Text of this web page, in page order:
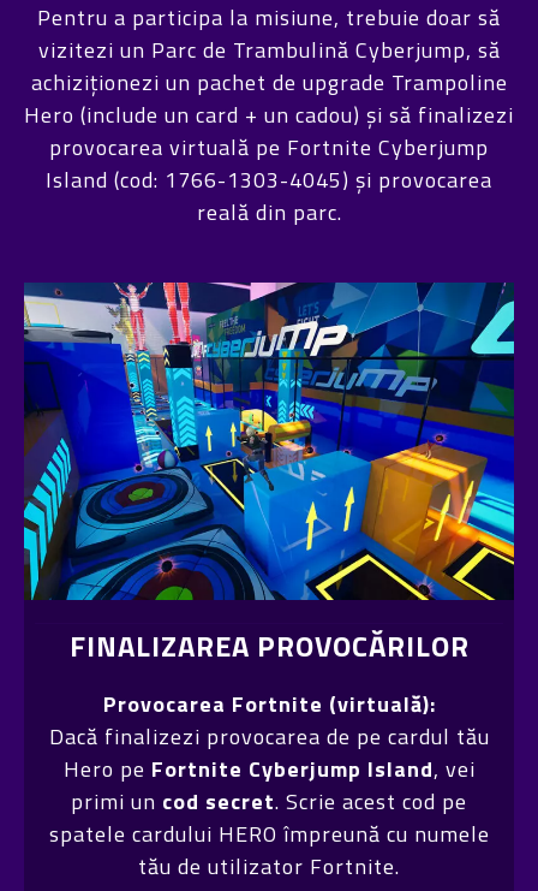
Pentru a participa la misiune, trebuie doar să
vizitezi un Parc de Trambulină Cyberjump, să
achiziționezi un pachet de upgrade Trampoline
Hero (include un card + un cadou) și să finalizezi
provocarea virtuală pe Fortnite Cyberjump
Island (cod: 1766-1303-4045) și provocarea
reală din parc.
FINALIZAREA PROVOCĂRILOR
Provocarea Fortnite (virtuală):
Dacă finalizezi provocarea de pe cardul tău
Hero pe Fortnite Cyberjump Island, vei
primi un cod secret. Scrie acest cod pe
spatele cardului HERO împreună cu numele
tău de utilizator Fortnite.